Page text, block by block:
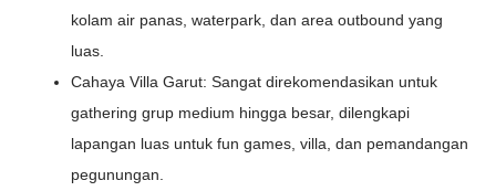
kolam air panas, waterpark, dan area outbound yang
luas.
Cahaya Villa Garut: Sangat direkomendasikan untuk
gathering grup medium hingga besar, dilengkapi
lapangan luas untuk fun games, villa, dan pemandangan
pegunungan.